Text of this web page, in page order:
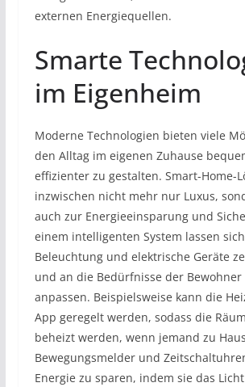
externen Energiequellen.
Smarte
im Eigenheim
Moderne Technologien bieten viele
den Alltag im eigenen Zuhause
effizienter zu gestalten. Smart-Home-
inzwischen nicht mehr nur Luxus,
auch zur Energieeinsparung und
einem intelligenten System lassen
Beleuchtung und elektrische Geräte
und an die Bedürfnisse der Bewohner
anpassen. Beispielsweise kann die
App geregelt werden, sodass die
beheizt werden, wenn jemand zu
Bewegungsmelder und
Energie zu sparen, indem sie das